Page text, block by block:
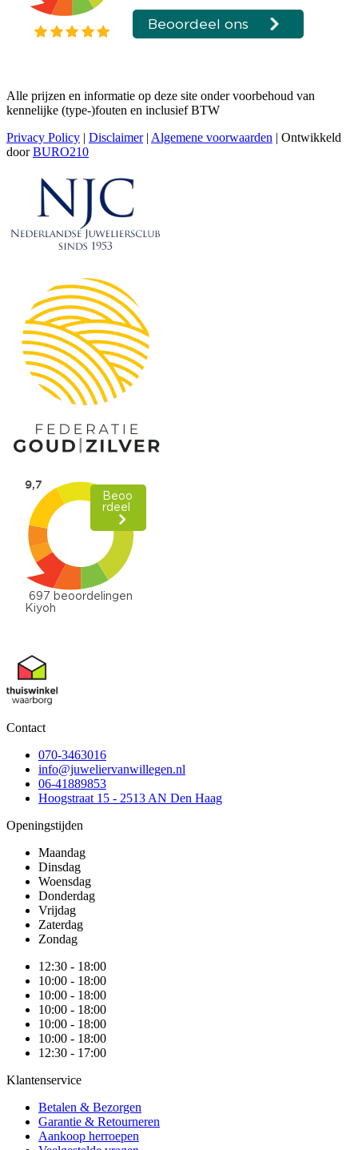
Alle prijzen en informatie op deze site onder voorbehoud van
kennelijke (type-)fouten en inclusief BTW
Privacy Policy | Disclaimer| Algemene voorwaarden | Ontwikkeld
doorBURO210
Contact
070-3463016
info@juweliervanwillegen.nl
06-41889853
Hoogstraat 15 - 2513 AN Den Haag
Openingstijden
Maandag
Dinsdag
Woensdag
Donderdag
Vrijdag
Zaterdag
Zondag
12:30 - 18:00
10:00 - 18:00
10:00 - 18:00
10:00 - 18:00
10:00 - 18:00
10:00 - 18:00
12:30 - 17:00
Klantenservice
Betalen & Bezorgen
Garantie & Retourneren
Aankoop herroepen